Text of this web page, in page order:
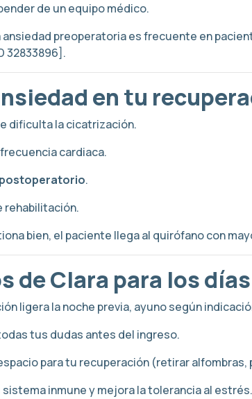
de un equipo médico.
preoperatoria es frecuente en
32833896].
en tu
dificulta la cicatrización.
cardiaca.
.
rehabilitación.
bien, el paciente llega al quirófano con
de Clara para los
ligera la noche previa, ayuno según
tus dudas antes del ingreso.
para tu recuperación (retirar
inmune y mejora la tolerancia al estrés.